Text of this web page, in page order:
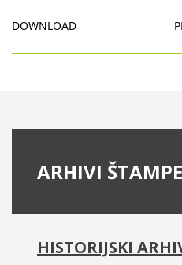
DOWNLOAD
ARHIVI ŠTAMPE
HISTORIJSKI